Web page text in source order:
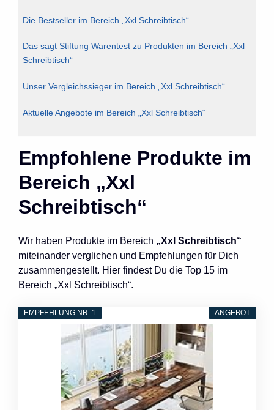
Die Bestseller im Bereich „Xxl Schreibtisch“
Das sagt Stiftung Warentest zu Produkten im Bereich „Xxl
Schreibtisch“
Unser Vergleichssieger im Bereich „Xxl Schreibtisch“
Aktuelle Angebote im Bereich „Xxl Schreibtisch“
Empfohlene Produkte im
Bereich „Xxl
Schreibtisch“
Wir haben Produkte im Bereich „Xxl Schreibtisch“
miteinander verglichen und Empfehlungen für Dich
zusammengestellt. Hier findest Du die Top 15 im
Bereich „Xxl Schreibtisch“.
ANGEBOT
EMPFEHLUNG NR. 1